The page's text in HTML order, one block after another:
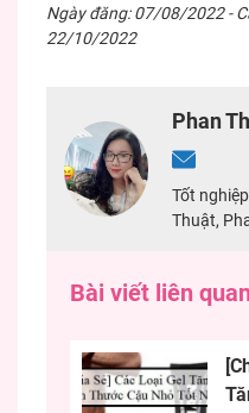
Ngày đăng: 07/08/2022 -
22/10/2022
Phan
Tốt
Thuật,
sextoy.
Bài viết liên quan